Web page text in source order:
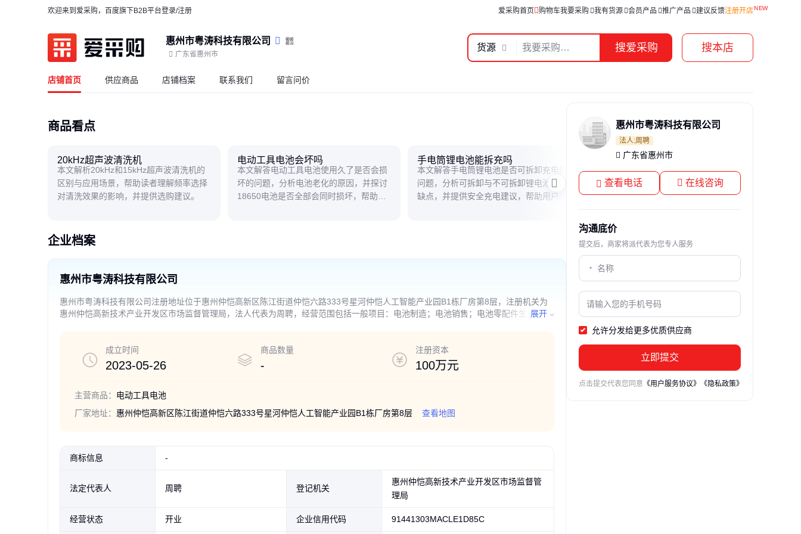
欢迎来到爱采购，百度旗下B2B平台登录/注册 爱采购首页 购物车我要采购 我有货源 会员产品 推广产品 建议反馈注册开店
惠州市粤涛科技有限公司
广东省惠州市
搜爱采购 搜本店
货源
店铺首页 供应商品 店铺档案 联系我们 留言问价
商品看点
20kHz超声波清洗机
本文解析20kHz和15kHz超声波清洗机的
区别与应用场景，帮助读者理解频率选择
对清洗效果的影响，并提供选购建议。
电动工具电池会坏吗
本文解答电动工具电池使用久了是否会损
坏的问题，分析电池老化的原因，并探讨
18650电池是否全部会同时损坏，帮助用
手电筒锂电池能拆充吗
本文解答手电筒锂电池是否可拆卸充电的
问题，分析可拆卸与不可拆卸锂电池的优
缺点，并提供安全充电建议，帮助用户正
朗恒手电筒探秘
本文揭秘深圳市朗恒手电筒的产品系列及
特色，解析其命名逻辑与设计亮点，帮助
读者了解这一专业照明工具的品牌故事与
企业档案
惠州市粤涛科技有限公司
惠州市粤涛科技有限公司注册地址位于惠州仲恺高新区陈江街道仲恺六路333号星河仲恺人工智能产业园B1栋厂房第8层，注册机关为
惠州仲恺高新技术产业开发区市场监督管理局，法人代表为周聘，经营范围包括一般项目：电池制造；电池销售；电池零配件生产；电
销售；软件开发；软件销售；技术服务、技术开发、技术咨询、技术交流、技术转让、技术推广；国内贸易代理；货物进出口；技术进
出口。（除依法须经批准的项目外，凭营业执照依法自主开展经营活动）
展开
成立时间
2023-05-26
商品数量
-
注册资本
100万元
主营商品： 电动工具电池
厂家地址： 惠州仲恺高新区陈江街道仲恺六路333号星河仲恺人工智能产业园B1栋厂房第8层 查看地图
商标信息 -
法定代表人 周聘 登记机关
惠州仲恺高新技术产业开发区市场监督管
理局
经营状态 开业 企业信用代码 91441303MACLE1D85C
惠州市粤涛科技有限公司
法人:周聘
广东省惠州市
查看电话 在线咨询
沟通底价
提交后，商家将派代表为您专人服务
允许分发给更多优质供应商
立即提交
点击提交代表您同意 《用户服务协议》 《隐私政策》